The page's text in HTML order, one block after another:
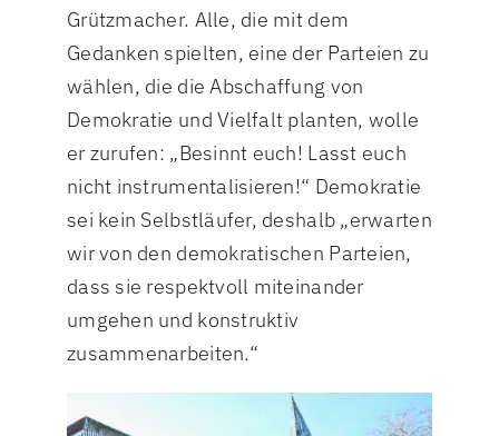
Grützmacher. Alle, die mit dem
Gedanken spielten, eine der Parteien zu
wählen, die die Abschaffung von
Demokratie und Vielfalt planten, wolle
er zurufen: „Besinnt euch! Lasst euch
nicht instrumentalisieren!“ Demokratie
sei kein Selbstläufer, deshalb „erwarten
wir von den demokratischen Parteien,
dass sie respektvoll miteinander
umgehen und konstruktiv
zusammenarbeiten.“